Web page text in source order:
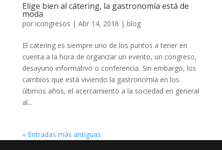
Elige bien al cátering, la gastronomía está de
moda
por icongresos | Abr 14, 2016 | blog
El catering es siempre uno de los puntos a tener en
cuenta a la hora de organizar un evento, un congreso,
desayuno informativo o conferencia. Sin embargo, los
cambios que está viviendo la gastronomía en los
últimos años, el acercamiento a la sociedad en general
al...
« Entradas más antiguas